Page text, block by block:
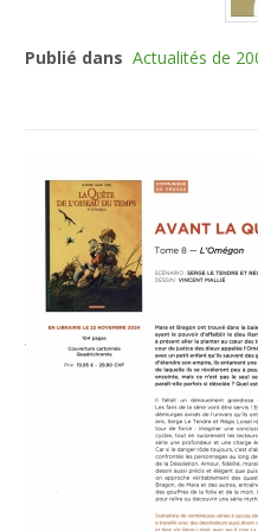
Publié dans Actualités de